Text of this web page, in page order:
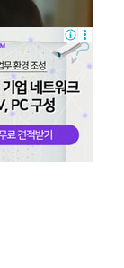
경찰, 대한축구협회 '심판 성접대 논란' 수사 여부 검…